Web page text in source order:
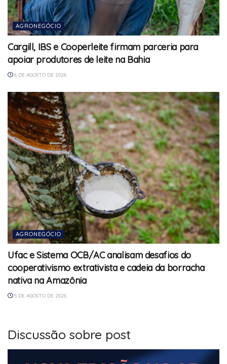
AGRONEGÓCIO
Cargill, IBS e Cooperleite firmam parceria para
apoiar produtores de leite na Bahia
6 DE AGOSTO DE 2026
AGRONEGÓCIO
Ufac e Sistema OCB/AC analisam desafios do
cooperativismo extrativista e cadeia da borracha
nativa na Amazônia
5 DE AGOSTO DE 2026
Discussão sobre post